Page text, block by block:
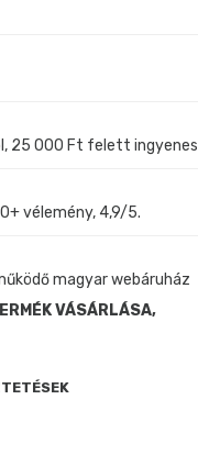
25 000 Ft felett ingyenes
vélemény, 4,9/5.
magyar webáruház
VÁSÁRLÁSA,